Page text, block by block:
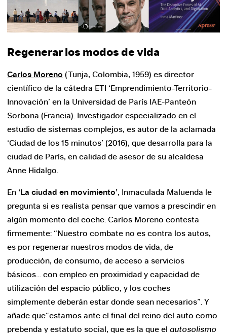
Regenerar los modos de vida
Carlos Moreno (Tunja, Colombia, 1959) es director
científico de la cátedra ETI ‘Emprendimiento-Territorio-
Innovación’ en la Universidad de París IAE-Panteón
Sorbona (Francia). Investigador especializado en el
estudio de sistemas complejos, es autor de la aclamada
‘Ciudad de los 15 minutos’ (2016), que desarrolla para la
ciudad de París, en calidad de asesor de su alcaldesa
Anne Hidalgo.
En ‘La ciudad en movimiento’, Inmaculada Maluenda le
pregunta si es realista pensar que vamos a prescindir en
algún momento del coche. Carlos Moreno contesta
firmemente: “Nuestro combate no es contra los autos,
es por regenerar nuestros modos de vida, de
producción, de consumo, de acceso a servicios
básicos… con empleo en proximidad y capacidad de
utilización del espacio público, y los coches
simplemente deberán estar donde sean necesarios”. Y
añade que“estamos ante el final del reino del auto como
prebenda y estatuto social, que es la que elautosolismo